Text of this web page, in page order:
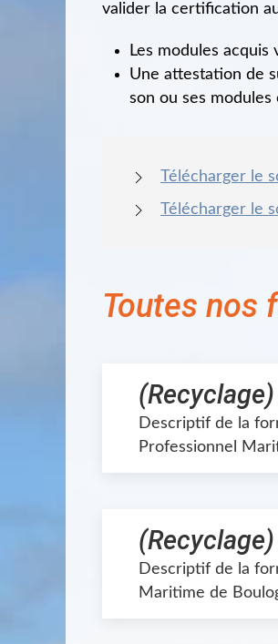
valider la certification
Les modules acquis
Une attestation de
son ou ses
Télécharger le
Télécharger le
Toutes nos
(Recyclage)
Descriptif de la
Professionnel
Descriptif de la
Maritime de